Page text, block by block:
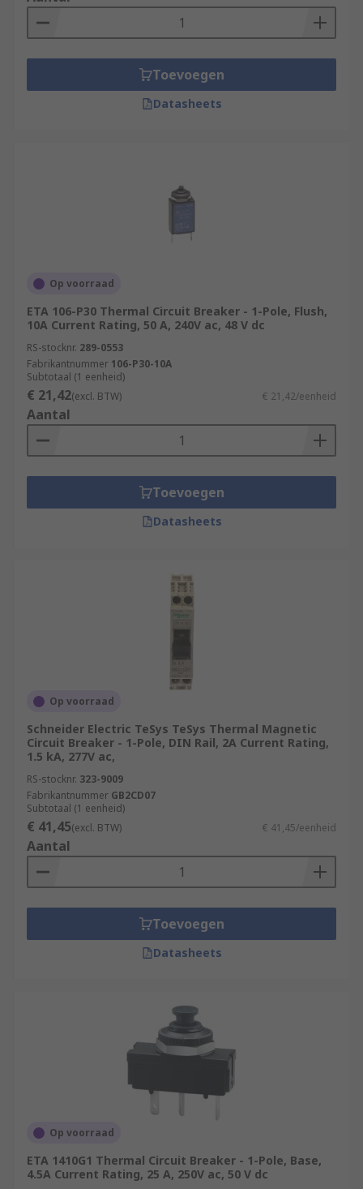
What are thermal automotive circuit
breakers used for?
Thermal automotive circuit breakers are used to
protect electrical networks in most types of
vehicles, including cars, vans, buses, and boats.
Toevoegen
Datasheets
Op voorraad
ETA 106-P30 Thermal Circuit Breaker - 1-Pole, Flush,
10A Current Rating, 50 A, 240V ac, 48 V dc
RS-stocknr. 289-0553
Fabrikantnummer 106-P30-10A
Subtotaal (1 eenheid)
€ 21,42(excl. BTW) € 21,42/eenheid
Aantal
Toevoegen
Datasheets
Op voorraad
Schneider Electric TeSys TeSys Thermal Magnetic
Circuit Breaker - 1-Pole, DIN Rail, 2A Current Rating,
1.5 kA, 277V ac,
RS-stocknr. 323-9009
Fabrikantnummer GB2CD07
Subtotaal (1 eenheid)
€ 41,45(excl. BTW) € 41,45/eenheid
Aantal
Toevoegen
Datasheets
Op voorraad
ETA 1410G1 Thermal Circuit Breaker - 1-Pole, Base,
4.5A Current Rating, 25 A, 250V ac, 50 V dc